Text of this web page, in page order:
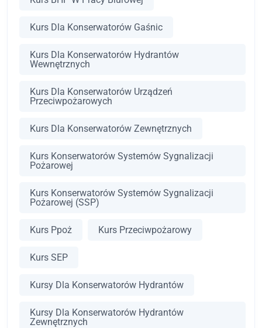
Kurs Dla Konserwatorów Gaśnic
Kurs Dla Konserwatorów Hydrantów
Wewnętrznych
Kurs Dla Konserwatorów Urządzeń
Przeciwpożarowych
Kurs Dla Konserwatorów Zewnętrznych
Kurs Konserwatorów Systemów Sygnalizacji
Pożarowej
Kurs Konserwatorów Systemów Sygnalizacji
Pożarowej (SSP)
Kurs Ppoż Kurs Przeciwpożarowy
Kurs SEP
Kursy Dla Konserwatorów Hydrantów
Kursy Dla Konserwatorów Hydrantów
Zewnętrznych